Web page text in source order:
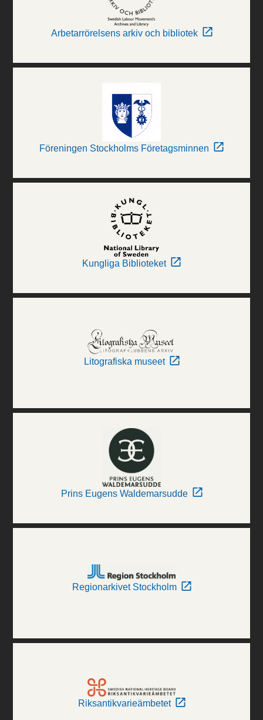
Arbetarrörelsens arkiv och bibliotek
Föreningen Stockholms Företagsminnen
Kungliga Biblioteket
Litografiska museet
Prins Eugens Waldemarsudde
Regionarkivet Stockholm
Riksantikvarieämbetet